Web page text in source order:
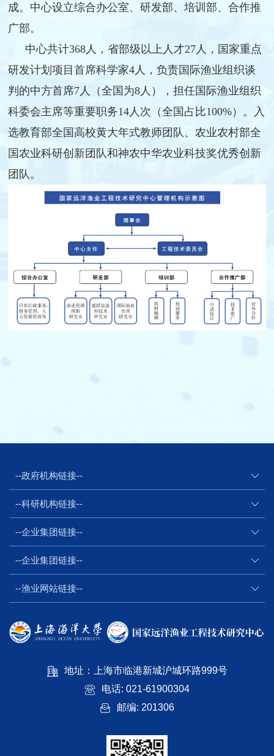
成。 中心设立综合办公室、研发部、培训部、合作推
广部。
中心共计368人，省部级以上人才27人，国家重点
研发计划项目首席科学家4人，负责国际渔业组织谈
判的中方首席7人（全国为8人），担任国际渔业组织
科委会主席等重要职务14人次（全国占比100%）。入
选教育部全国高校黄大年式教师团队、农业农村部全
国农业科研创新团队和神农中华农业科技奖优秀创新
团队。
--政府机构链接--
--科研机构链接--
--企业集团链接--
--企业集团链接--
--渔业网站链接--
地址：上海市临港新城沪城环路999号
电话: 021-61900304
邮编: 201306